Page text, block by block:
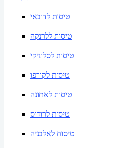
טיסות לדובאי
טיסות ללרנקה
טיסות לסלוניקי
טיסות לקורפו
טיסות לאתונה
טיסות לרודוס
טיסות לאלבניה